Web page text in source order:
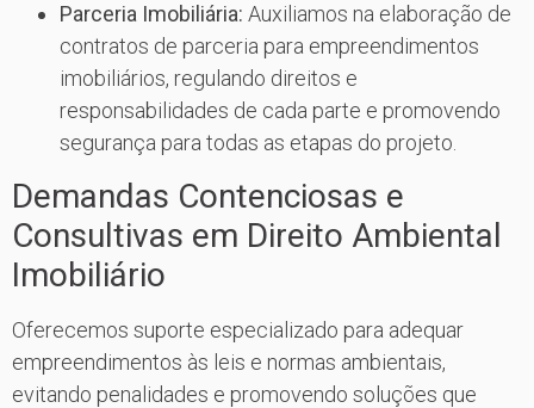
Parceria Imobiliária: Auxiliamos na elaboração de
contratos de parceria para empreendimentos
imobiliários, regulando direitos e
responsabilidades de cada parte e promovendo
segurança para todas as etapas do projeto.
Demandas Contenciosas e
Consultivas em Direito Ambiental
Imobiliário
Oferecemos suporte especializado para adequar
empreendimentos às leis e normas ambientais,
evitando penalidades e promovendo soluções que